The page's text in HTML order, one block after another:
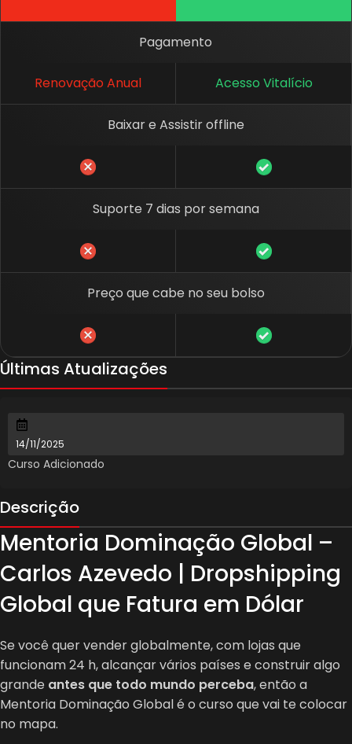
Pagamento
Renovação Anual Acesso Vitalício
Baixar e Assistir offline
Suporte 7 dias por semana
Preço que cabe no seu bolso
Últimas Atualizações
14/11/2025
Curso Adicionado
Descrição
Mentoria Dominação Global –
Carlos Azevedo | Dropshipping
Global que Fatura em Dólar
Se você quer vender globalmente, com lojas que
funcionam 24 h, alcançar vários países e construir algo
grande antes que todo mundo perceba, então a
Mentoria Dominação Global é o curso que vai te colocar
no mapa.